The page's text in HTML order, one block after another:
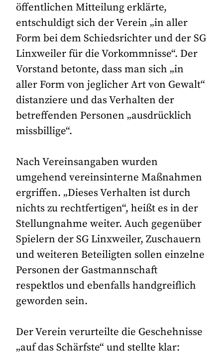
öffentlichen Mitteilung erklärte,
entschuldigt sich der Verein „in aller
Form bei dem Schiedsrichter und der SG
Linxweiler für die Vorkommnisse“. Der
Vorstand betonte, dass man sich „in
aller Form von jeglicher Art von Gewalt“
distanziere und das Verhalten der
betreffenden Personen „ausdrücklich
missbillige“.
Nach Vereinsangaben wurden
umgehend vereinsinterne Maßnahmen
ergriffen. „Dieses Verhalten ist durch
nichts zu rechtfertigen“, heißt es in der
Stellungnahme weiter. Auch gegenüber
Spielern der SG Linxweiler, Zuschauern
und weiteren Beteiligten sollen einzelne
Personen der Gastmannschaft
respektlos und ebenfalls handgreiflich
geworden sein.
Der Verein verurteilte die Geschehnisse
„auf das Schärfste“ und stellte klar: